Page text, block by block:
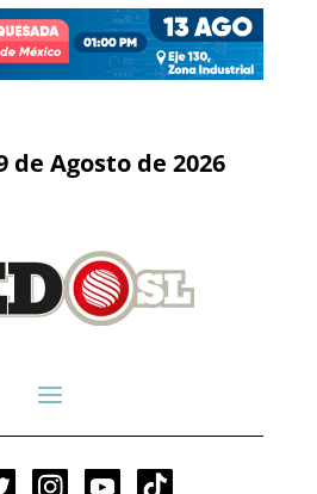
de Agosto de 2026